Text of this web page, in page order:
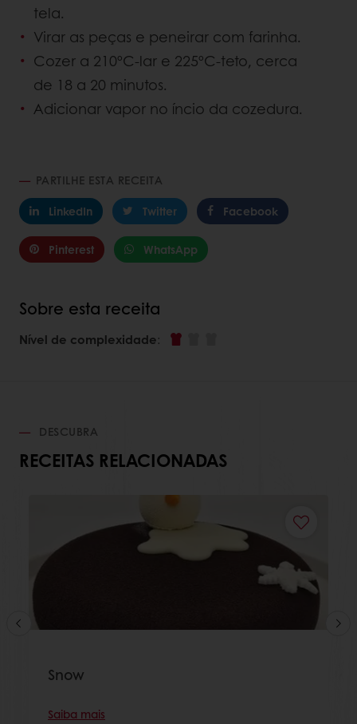
tela.
Virar as peças e peneirar com farinha.
Cozer a 210ºC-lar e 225ºC-teto, cerca
de 18 a 20 minutos.
Adicionar vapor no íncio da cozedura.
PARTILHE ESTA RECEITA
LinkedIn
Twitter Facebook
Pinterest WhatsApp
Sobre esta receita
Nível de complexidade:
DESCUBRA
RECEITAS RELACIONADAS
Snow
Saiba mais